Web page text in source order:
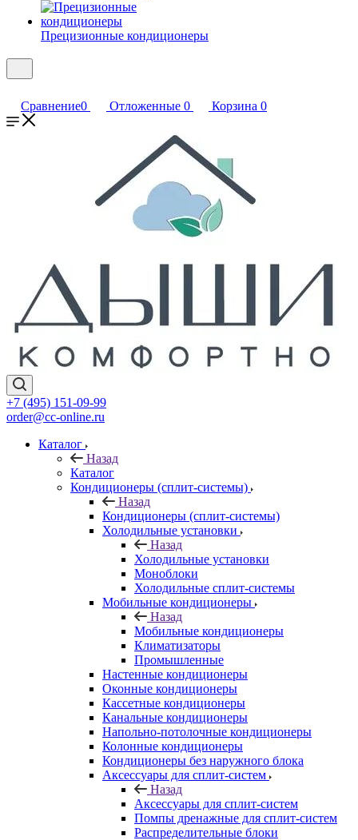
Прецизионные кондиционеры
Сравнение0 Отложенные 0 Корзина 0
+7 (495) 151-09-99
order@cc-online.ru
Каталог
Назад
Каталог
Кондиционеры (сплит-системы)
Назад
Кондиционеры (сплит-системы)
Холодильные установки
Назад
Холодильные установки
Моноблоки
Холодильные сплит-системы
Мобильные кондиционеры
Назад
Мобильные кондиционеры
Климатизаторы
Промышленные
Настенные кондиционеры
Оконные кондиционеры
Кассетные кондиционеры
Канальные кондиционеры
Напольно-потолочные кондиционеры
Колонные кондиционеры
Кондиционеры без наружного блока
Аксессуары для сплит-систем
Назад
Аксессуары для сплит-систем
Помпы дренажные для сплит-систем
Распределительные блоки